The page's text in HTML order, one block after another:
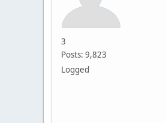
3
Posts: 9,823
Logged